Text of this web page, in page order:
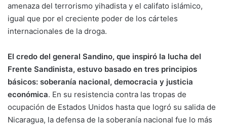
amenaza del terrorismo yihadista y el califato islámico,
igual que por el creciente poder de los cárteles
internacionales de la droga.
El credo del general Sandino, que inspiró la lucha del
Frente Sandinista, estuvo basado en tres principios
básicos: soberanía nacional, democracia y justicia
económica. En su resistencia contra las tropas de
ocupación de Estados Unidos hasta que logró su salida de
Nicaragua, la defensa de la soberanía nacional fue lo más